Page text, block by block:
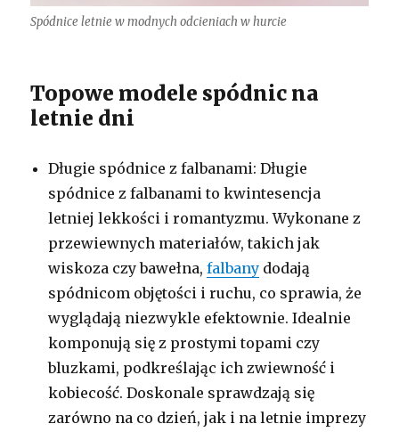
Spódnice letnie w modnych odcieniach w hurcie
Topowe modele spódnic na
letnie dni
Długie spódnice z falbanami: Długie
spódnice z falbanami to kwintesencja
letniej lekkości i romantyzmu. Wykonane z
przewiewnych materiałów, takich jak
wiskoza czy bawełna,falbany dodają
spódnicom objętości i ruchu, co sprawia, że
wyglądają niezwykle efektownie. Idealnie
komponują się z prostymi topami czy
bluzkami, podkreślając ich zwiewność i
kobiecość. Doskonale sprawdzają się
zarówno na co dzień, jak i na letnie imprezy